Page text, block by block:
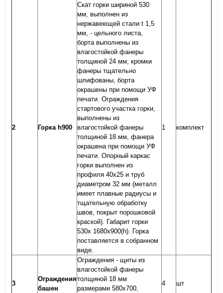
2 Горка h900
Скат горки шириной 530
мм, выполнен из
нержавеющей стали t 1,5
мм, - цельного листа,
борта выполнены из
влагостойкой фанеры
толщиной 24 мм, кромки
фанеры тщательно
шлифованы, борта
окрашены при помощи УФ
печати. Ограждения
стартового участка горки,
выполнены из
влагостойкой фанеры
толщиной 18 мм, фанера
окрашена при помощи УФ
печати. Опорный каркас
горки выполнен из
профиля 40х25 и труб
диаметром 32 мм (металл
имеет плавные радиусы и
тщательную обработку
швов, покрыт порошковой
краской). Габарит горки
530х 1680х900(h). Горка
поставляется в собранном
виде.
1 комплект
3
Ограждения
башен
Ограждения - щиты из
влагостойкой фанеры
толщиной 18 мм
размерами 580х700,
4 шт